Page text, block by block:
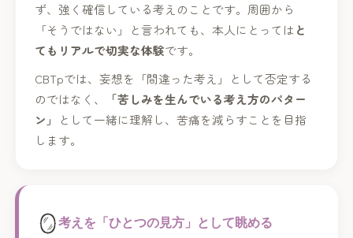
ず、強く確信している考えのことです。周囲から
「そうではない」と言われても、本人にとっては と
てもリアルで切実な体験です。
CBTpでは、妄想を「間違った考え」として否定する
のではなく、
「苦しみを生んでいる考え方のパター
ン」
として一緒に理解し、苦痛を減らすことを目指
します。
🪞考えを「ひとつの見方」として眺める